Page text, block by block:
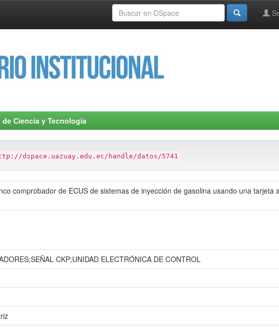
de Ciencia y Tecnología
dspace.uazuay.edu.ec/handle/datos/5741
comprobador de ECUS de sistemas de inyección de gasolina usando una tarjeta
CKP;UNIDAD ELECTRÓNICA DE CONTROL